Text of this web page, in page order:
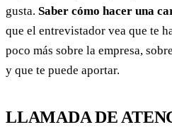
gusta. Saber cómo hacer una
que el entrevistador vea que te
poco más sobre la empresa,
y que te puede aportar.
LLAMADA DE